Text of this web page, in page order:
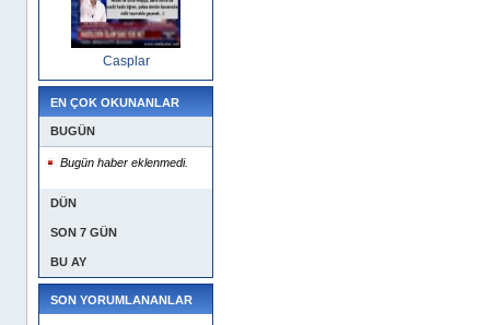
Casplar
EN ÇOK OKUNANLAR
BUGÜN
Bugün haber eklenmedi.
DÜN
SON 7 GÜN
BU AY
SON YORUMLANANLAR